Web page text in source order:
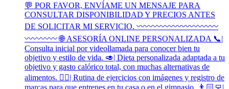
💬 POR FAVOR, ENVÍAME UN MENSAJE PARA
CONSULTAR DISPONIBILIDAD Y PRECIOS ANTES
DE SOLICITAR MI SERVICIO. 〰️〰️〰️〰️〰️〰️〰️〰️〰️〰️
〰️〰️〰️〰️ 🌐 ASESORÍA ONLINE PERSONALIZADA 📞|
Consulta inicial por videollamada para conocer bien tu
objetivo y estilo de vida. 🥑| Dieta personalizada adaptada a tu
objetivo y gasto calórico total, con muchas alternativas de
alimentos. 🏋🏻| Rutina de ejercicios con imágenes y registro de
marcas para que entrenes en tu casa o en el gimnasio. 👨🏻‍💻|